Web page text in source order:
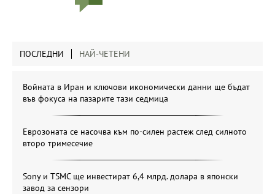
ПОСЛЕДНИ НАЙ-ЧЕТЕНИ
Войната в Иран и ключови икономически данни ще бъдат
във фокуса на пазарите тази седмица
Еврозоната се насочва към по-силен растеж след силното
второ тримесечие
Sony и TSMC ще инвестират 6,4 млрд. долара в японски
завод за сензори